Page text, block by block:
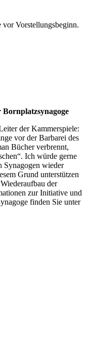
vor Vorstellungsbeginn.
der Kammerspiele:
vor der Barbarei des
Bücher verbrennt,
Ich würde gerne
Synagogen wieder
Grund unterstützen
der
zur Initiative und
finden Sie unter